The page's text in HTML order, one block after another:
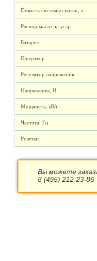
Ёмкость системы смазки, л
Расход масла на угар
Батарея
Генератор
Регулятор напряжения
Напряжение, В
Мощность, кВА
Частота, Гц
Розетки
Вы можете
8 (495) 212-23-86